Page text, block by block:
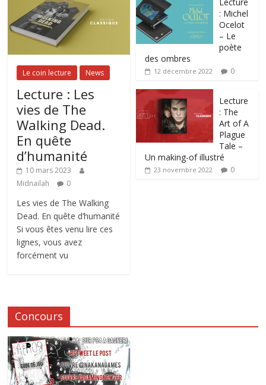
Le coin lecture News
Lecture : Les
vies de The
Walking Dead.
En quête
d’humanité
10 mars 2023
Midnailah
0
Les vies de The Walking
Dead. En quête d’humanité
Si vous êtes venu lire ces
lignes, vous avez
forcément vu
: Michel
Ocelot
– Le
poète
des ombres
12 décembre 2022 0
Lecture
: The
Art of A
Plague
Tale –
Un making-of illustré
23 novembre 2022 0
Concours